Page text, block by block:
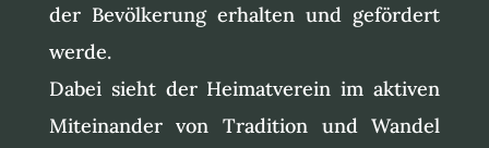
der Bevölkerung erhalten und gefördert
werde.
Dabei sieht der Heimatverein im aktiven
Miteinander von Tradition und Wandel